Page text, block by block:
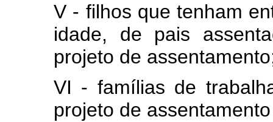
V - filhos que tenham
idade, de pais
projeto de
VI - famílias de
projeto de